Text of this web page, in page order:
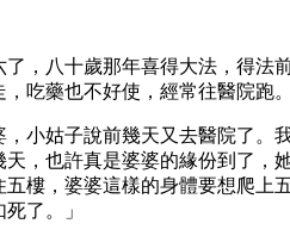
了，八十歲那年喜得大法，得法
吃藥也不好使，經常往醫院跑。
，小姑子說前幾天又去醫院了。
天，也許真是婆婆的緣份到了，
五樓，婆婆這樣的身體要想爬上
了。」